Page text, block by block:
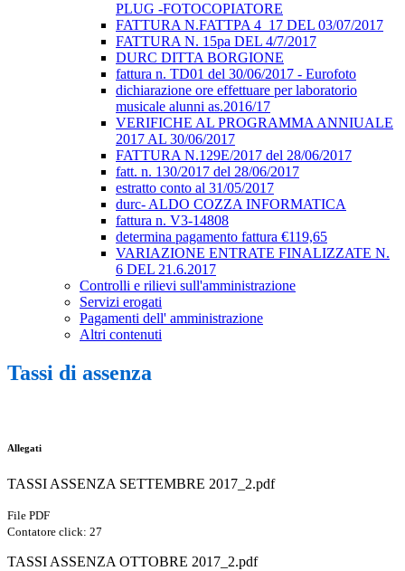
PLUG -FOTOCOPIATORE
FATTURA N.FATTPA 4_17 DEL 03/07/2017
FATTURA N. 15pa DEL 4/7/2017
DURC DITTA BORGIONE
fattura n. TD01 del 30/06/2017 - Eurofoto
dichiarazione ore effettuare per laboratorio
musicale alunni as.2016/17
VERIFICHE AL PROGRAMMA ANNIUALE
2017 AL 30/06/2017
FATTURA N.129E/2017 del 28/06/2017
fatt. n. 130/2017 del 28/06/2017
estratto conto al 31/05/2017
durc- ALDO COZZA INFORMATICA
fattura n. V3-14808
determina pagamento fattura €119,65
VARIAZIONE ENTRATE FINALIZZATE N.
6 DEL 21.6.2017
Controlli e rilievi sull'amministrazione
Servizi erogati
Pagamenti dell' amministrazione
Altri contenuti
Tassi di assenza
Allegati
TASSI ASSENZA SETTEMBRE 2017_2.pdf
File PDF
Contatore click: 27
TASSI ASSENZA OTTOBRE 2017_2.pdf